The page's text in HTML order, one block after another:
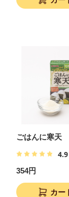
ごはんに寒天
4.9
354円
カー